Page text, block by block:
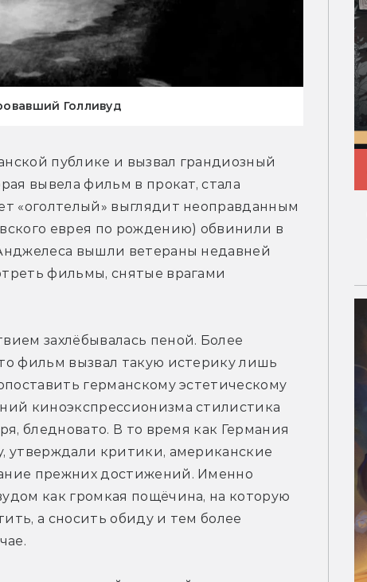
Голливуд
публике и вызвал грандиозный
вывела фильм в прокат, стала
«оголтелый» выглядит неоправданным
еврея по рождению) обвинили в
вышли ветераны недавней
фильмы, снятые врагами
захлёбывалась пеной. Более
фильм вызвал такую истерику лишь
германскому эстетическому
киноэкспрессионизма стилистика
бледновато. В то время как Германия
утверждали критики, американские
прежних достижений. Именно
как громкая пощёчина, на которую
а сносить обиду и тем более